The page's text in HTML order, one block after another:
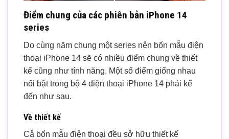
Điểm chung của các phiên bản iPhone 14
series
Do cùng năm chung một series nên bốn mẫu điện
thoại iPhone 14 sẽ có nhiều điểm chung về thiết
kế cũng như tính năng. Một số điểm giống nhau
nổi bật trong bộ 4 điện thoại iPhone 14 phải kể
đến như sau.
Về thiết kế
Cả bốn mẫu điện thoại đều sở hữu thiết kế